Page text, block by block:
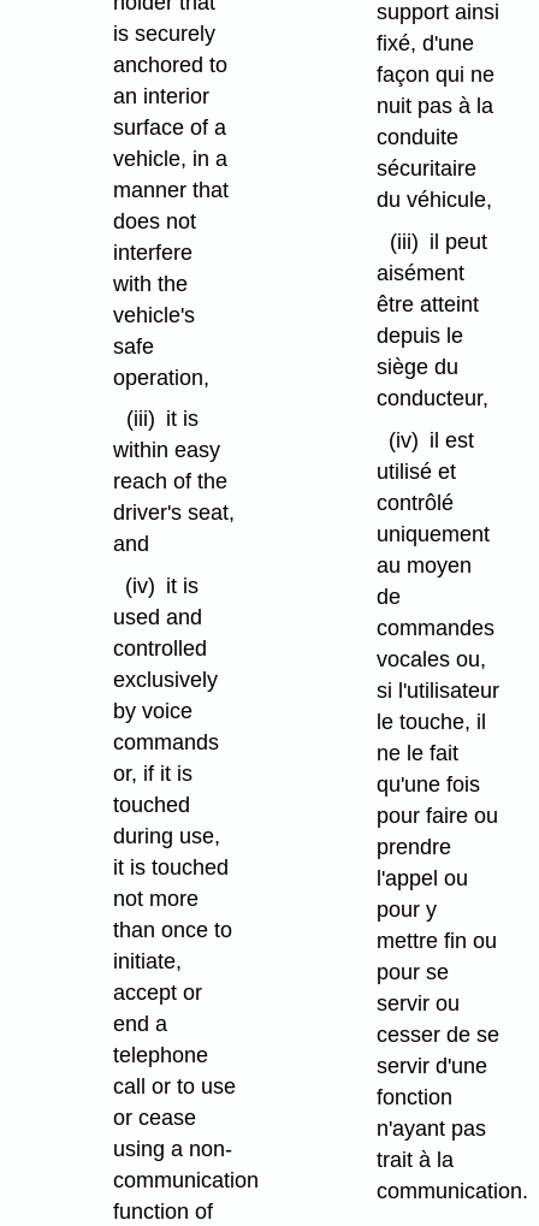
is securely
anchored to
an interior
surface of a
vehicle, in a
manner that
does not
interfere
with the
vehicle's
safe
operation,
(iii) it is
within easy
reach of the
driver's seat,
and
(iv) it is
used and
controlled
exclusively
by voice
commands
or, if it is
touched
during use,
it is touched
not more
than once to
initiate,
accept or
end a
telephone
call or to use
or cease
using a non-
communication
function of
support ainsi
fixé, d'une
façon qui ne
nuit pas à la
conduite
sécuritaire
du véhicule,
(iii) il peut
aisément
être atteint
depuis le
siège du
conducteur,
(iv) il est
utilisé et
contrôlé
uniquement
au moyen
de
commandes
vocales ou,
si l'utilisateur
le touche, il
ne le fait
qu'une fois
pour faire ou
prendre
l'appel ou
pour y
mettre fin ou
pour se
servir ou
cesser de se
servir d'une
fonction
n'ayant pas
trait à la
communication.